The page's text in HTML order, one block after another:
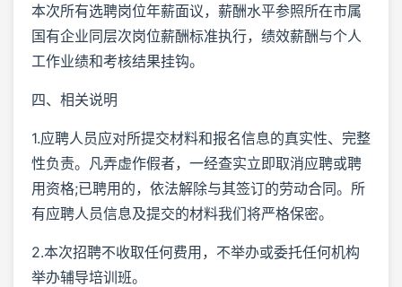
本次所有选聘岗位年薪面议，薪酬水平参照所在市属
国有企业同层次岗位薪酬标准执行，绩效薪酬与个人
工作业绩和考核结果挂钩。
四、相关说明
1.应聘人员应对所提交材料和报名信息的真实性、完整
性负责。凡弄虚作假者，一经查实立即取消应聘或聘
用资格;已聘用的，依法解除与其签订的劳动合同。所
有应聘人员信息及提交的材料我们将严格保密。
2.本次招聘不收取任何费用，不举办或委托任何机构
举办辅导培训班。